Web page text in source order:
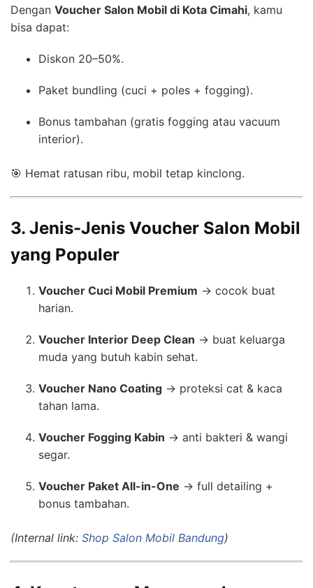
Dengan Voucher Salon Mobil di Kota Cimahi, kamu
bisa dapat:
Diskon 20–50%.
Paket bundling (cuci + poles + fogging).
Bonus tambahan (gratis fogging atau vacuum
interior).
🎯 Hemat ratusan ribu, mobil tetap kinclong.
3. Jenis-Jenis Voucher Salon Mobil
yang Populer
Voucher Cuci Mobil Premium → cocok buat
harian.
Voucher Interior Deep Clean → buat keluarga
muda yang butuh kabin sehat.
Voucher Nano Coating → proteksi cat & kaca
tahan lama.
Voucher Fogging Kabin → anti bakteri & wangi
segar.
Voucher Paket All-in-One → full detailing +
bonus tambahan.
(Internal link: Shop Salon Mobil Bandung)